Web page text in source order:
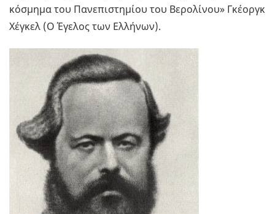
κόσμημα του Πανεπιστημίου του Βερολίνου» Γκέοργκ
Χέγκελ (Ο Έγελος των Ελλήνων).